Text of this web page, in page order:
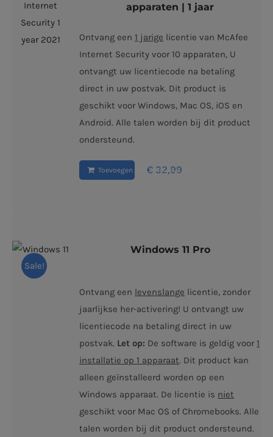
apparaten | 1 jaar
Ontvang een 1 jarige licentie van McAfee
Internet Security voor 10 apparaten, U
ontvangt uw licentiecode na betaling
direct in uw postvak. Dit product is
geschikt voor Windows, Mac OS, iOS en
Android. Alle talen worden bij dit product
ondersteund.
€ 32,99
Toevoegen aan winkelwagen
Sale!
Windows 11 Pro
Ontvang een levenslange licentie, zonder
jaarlijkse her-activering! U ontvangt uw
licentiecode na betaling direct in uw
postvak. Let op: De software is geldig voor 1
installatie op 1 apparaat. Dit product kan
alleen geïnstalleerd worden op een
Windows apparaat. De licentie is niet
geschikt voor Mac OS of Chromebooks. Alle
talen worden bij dit product ondersteund.